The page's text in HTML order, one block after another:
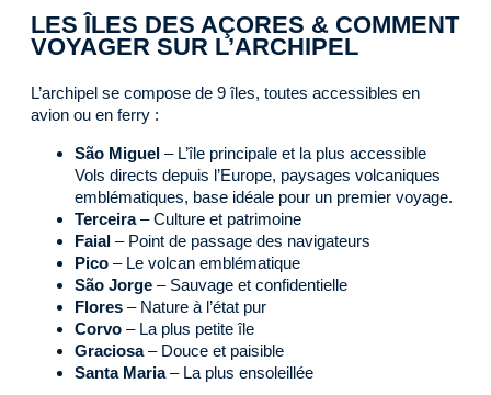
LES ÎLES DES AÇORES & COMMENT
VOYAGER SUR L’ARCHIPEL
L’archipel se compose de 9 îles, toutes accessibles en
avion ou en ferry :
São Miguel – L’île principale et la plus accessible
Vols directs depuis l’Europe, paysages volcaniques
emblématiques, base idéale pour un premier voyage.
Terceira– Culture et patrimoine
Faial – Point de passage des navigateurs
Pico – Le volcan emblématique
São Jorge – Sauvage et confidentielle
Flores – Nature à l’état pur
Corvo – La plus petite île
Graciosa– Douce et paisible
Santa Maria– La plus ensoleillée